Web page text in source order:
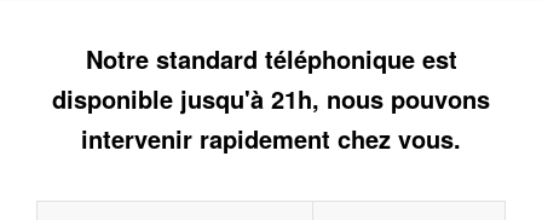
Notre standard téléphonique est
disponible jusqu'à 21h, nous pouvons
intervenir rapidement chez vous.